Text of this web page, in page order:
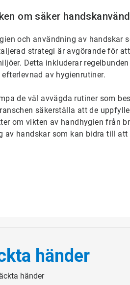
om säker
och användning av handskar
strategi är avgörande för
Detta inkluderar
av hygienrutiner.
de väl avvägda rutiner som
säkerställa att de
om vikten av handhygien från
av handskar som kan bidra till
händer
händer